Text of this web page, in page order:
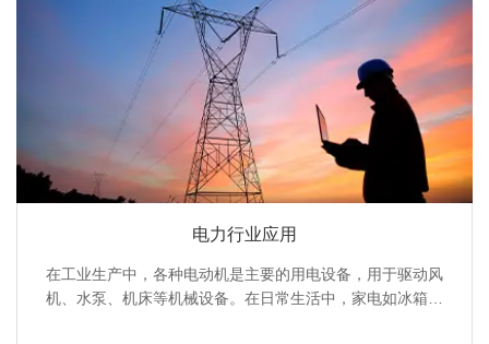
电力行业应用
在工业生产中，各种电动机是主要的用电设备，用于驱动风
机、水泵、机床等机械设备。在日常生活中，家电如冰箱、